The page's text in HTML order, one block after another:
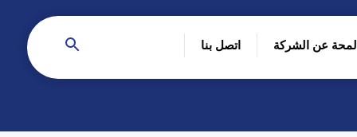
لمحة عن الشركة اتصل بنا